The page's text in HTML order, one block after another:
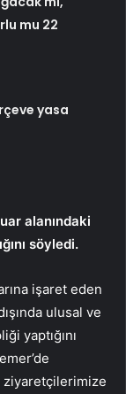
mu 22
yasa
alanındaki
söyledi.
işaret eden
ulusal ve
yaptığını
ziyaretçilerimize